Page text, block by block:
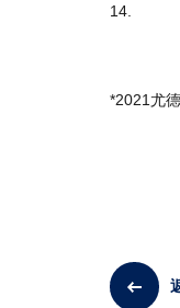
14.
*2021尤